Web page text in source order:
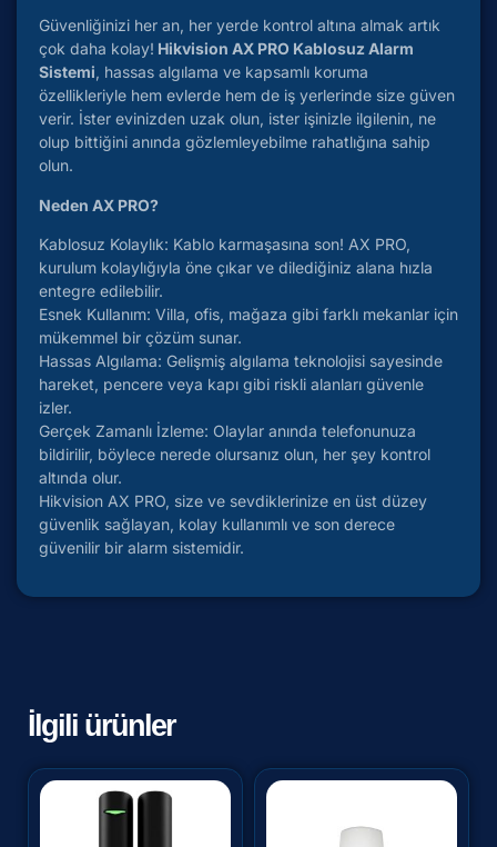
Güvenliğinizi her an, her yerde kontrol altına almak artık
çok daha kolay! Hikvision AX PRO Kablosuz Alarm
Sistemi, hassas algılama ve kapsamlı koruma
özellikleriyle hem evlerde hem de iş yerlerinde size güven
verir. İster evinizden uzak olun, ister işinizle ilgilenin, ne
olup bittiğini anında gözlemleyebilme rahatlığına sahip
olun.
Neden AX PRO?
Kablosuz Kolaylık: Kablo karmaşasına son! AX PRO,
kurulum kolaylığıyla öne çıkar ve dilediğiniz alana hızla
entegre edilebilir.
Esnek Kullanım: Villa, ofis, mağaza gibi farklı mekanlar için
mükemmel bir çözüm sunar.
Hassas Algılama: Gelişmiş algılama teknolojisi sayesinde
hareket, pencere veya kapı gibi riskli alanları güvenle
izler.
Gerçek Zamanlı İzleme: Olaylar anında telefonunuza
bildirilir, böylece nerede olursanız olun, her şey kontrol
altında olur.
Hikvision AX PRO, size ve sevdiklerinize en üst düzey
güvenlik sağlayan, kolay kullanımlı ve son derece
güvenilir bir alarm sistemidir.
İlgili ürünler